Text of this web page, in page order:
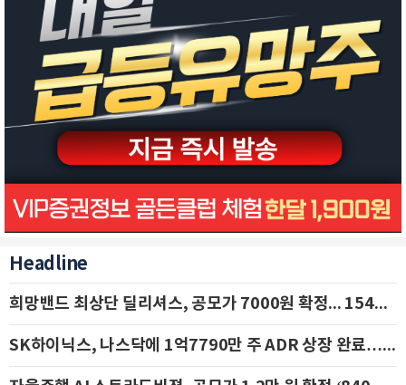
Headline
희망밴드 최상단 딜리셔스, 공모가 7000원 확정... 154억 규모 IPO 돌입
SK하이닉스, 나스닥에 1억7790만 주 ADR 상장 완료…29일 국내 추가 상장